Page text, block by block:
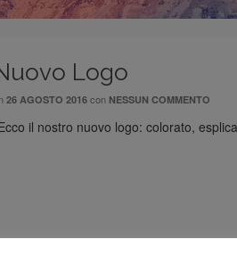
Logo
26 AGOSTO 2016 con NESSUN COMMENTO
il nostro nuovo logo: colorato,